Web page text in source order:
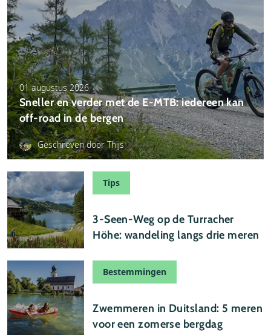
01 augustus 2026
Sneller en verder met de E-MTB: iedereen kan
off-road in de bergen
Geschreven door Thijs
Tips
3-Seen-Weg op de Turracher
Höhe: wandeling langs drie meren
Bestemmingen
Zwemmeren in Duitsland: 5 meren
voor een zomerse bergdag